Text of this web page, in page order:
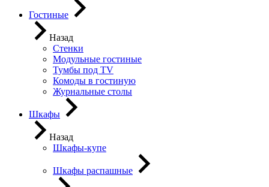
Гостиные
Назад
Стенки
Модульные гостиные
Тумбы под ТV
Комоды в гостиную
Журнальные столы
Шкафы
Назад
Шкафы-купе
Шкафы распашные